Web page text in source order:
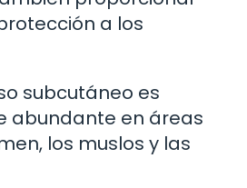
a los
subcutáneo es
abundante en áreas
los muslos y las